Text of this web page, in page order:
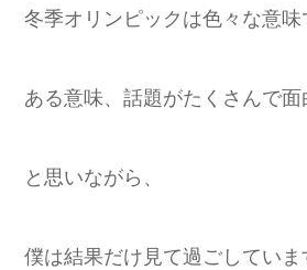
冬季オリンピックは色々な意味
ある意味、話題がたくさんで面
と思いながら、
僕は結果だけ見て過ごしていま